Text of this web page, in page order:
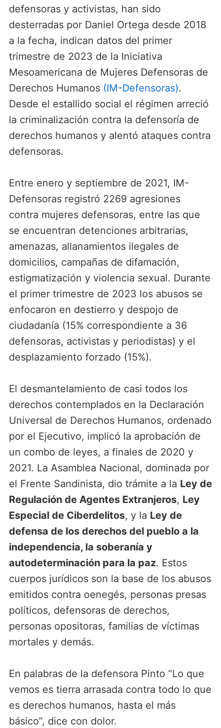
defensoras y activistas, han sido
desterradas por Daniel Ortega desde 2018
a la fecha, indican datos del primer
trimestre de 2023 de la Iniciativa
Mesoamericana de Mujeres Defensoras de
Derechos Humanos(IM-Defensoras).
Desde el estallido social el régimen arreció
la criminalización contra la defensoría de
derechos humanos y alentó ataques contra
defensoras.
Entre enero y septiembre de 2021, IM-
Defensoras registró 2269 agresiones
contra mujeres defensoras, entre las que
se encuentran detenciones arbitrarias,
amenazas, allanamientos ilegales de
domicilios, campañas de difamación,
estigmatización y violencia sexual. Durante
el primer trimestre de 2023 los abusos se
enfocaron en destierro y despojo de
ciudadanía (15% correspondiente a 36
defensoras, activistas y periodistas) y el
desplazamiento forzado (15%).
El desmantelamiento de casi todos los
derechos contemplados en la Declaración
Universal de Derechos Humanos, ordenado
por el Ejecutivo, implicó la aprobación de
un combo de leyes, a finales de 2020 y
2021. La Asamblea Nacional, dominada por
el Frente Sandinista, dio trámite a la Ley de
Regulación de Agentes Extranjeros, Ley
Especial de Ciberdelitos, y la Ley de
defensa de los derechos del pueblo a la
independencia, la soberanía y
autodeterminación para la paz. Estos
cuerpos jurídicos son la base de los abusos
emitidos contra oenegés, personas presas
políticos, defensoras de derechos,
personas opositoras, familias de víctimas
mortales y demás.
En palabras de la defensora Pinto “Lo que
vemos es tierra arrasada contra todo lo que
es derechos humanos, hasta el más
básico”, dice con dolor.